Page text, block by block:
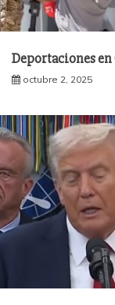
Deportaciones en
octubre 2, 2025